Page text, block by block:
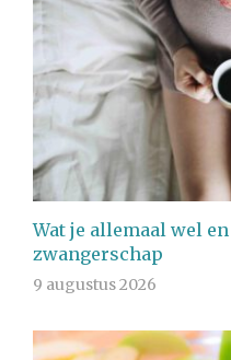
Wat je allemaal wel
zwangerschap
9 augustus 2026